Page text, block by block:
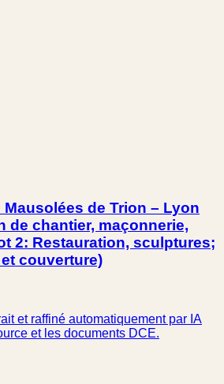
de Trion – Lyon
de chantier, maçonnerie,
2: Restauration, sculptures;
couverture)
et raffiné automatiquement par IA
et les documents DCE.